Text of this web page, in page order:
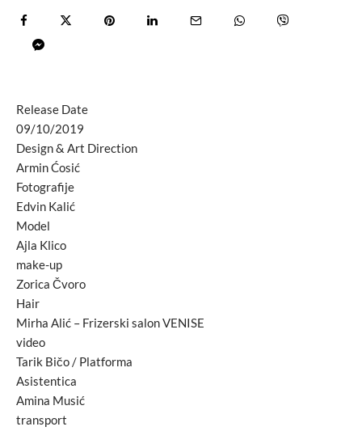
Release Date
09/10/2019
Design & Art Direction
Armin Ćosić
Fotografije
Edvin Kalić
Model
Ajla Klico
make-up
Zorica Čvoro
Hair
Mirha Alić – Frizerski salon VENISE
video
Tarik Bičo / Platforma
Asistentica
Amina Musić
transport